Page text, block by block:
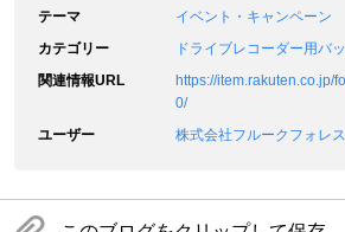
テーマ
イベント・キャンペーン
カテゴリー
ドライブレコーダー用バ
関連情報URL
https://item.rakuten.co.jp/
0/
ユーザー
株式会社フルークフォレ